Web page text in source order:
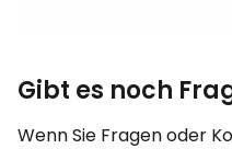
Gibt es noch
Wenn Sie Fragen oder